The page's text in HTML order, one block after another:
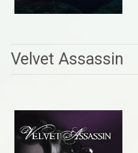
Velvet Assassin